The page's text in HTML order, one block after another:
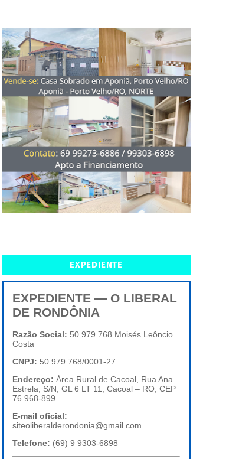
EXPEDIENTE
EXPEDIENTE — O LIBERAL
DE RONDÔNIA
Razão Social: 50.979.768 Moisés Leôncio
Costa
CNPJ: 50.979.768/0001-27
Endereço: Área Rural de Cacoal, Rua Ana
Estrela, S/N, GL 6 LT 11, Cacoal – RO, CEP
76.968-899
E-mail oficial:
siteoliberalderondonia@gmail.com
Telefone: (69) 9 9303-6898